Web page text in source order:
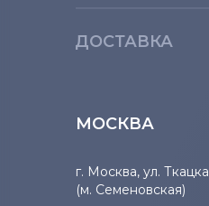
ДОСТАВКА
МОСКВА
г. Москва, ул.
(м. Семеновская)